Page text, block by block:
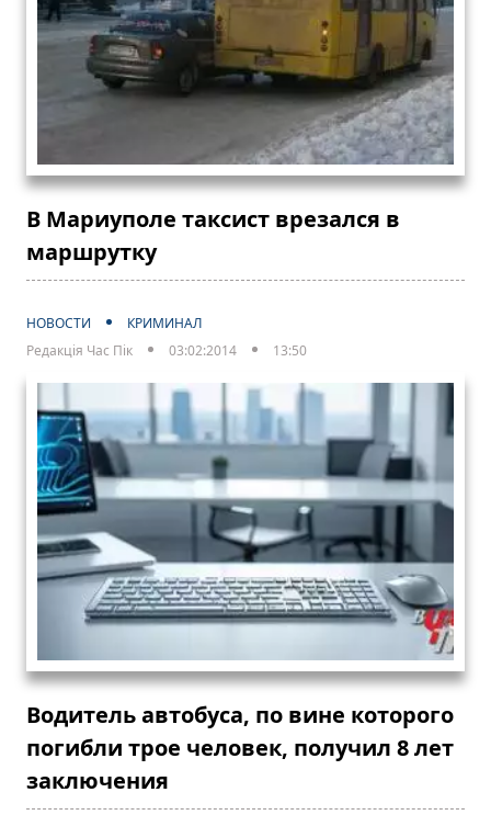
В Мариуполе таксист врезался в
маршрутку
НОВОСТИ
КРИМИНАЛ
Редакція Час Пік
03:02:2014 13:50
Водитель автобуса, по вине которого
погибли трое человек, получил 8 лет
заключения